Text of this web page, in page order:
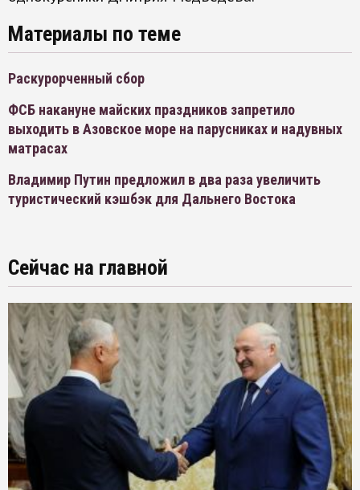
Материалы по теме
Раскурорченный сбор
ФСБ накануне майских праздников запретило
выходить в Азовское море на парусниках и надувных
матрасах
Владимир Путин предложил в два раза увеличить
туристический кэшбэк для Дальнего Востока
Сейчас на главной